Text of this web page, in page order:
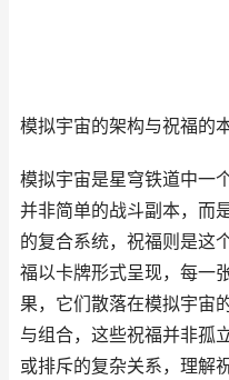
模拟宇宙的架构与祝福的
模拟宇宙是星穹铁道中一
并非简单的战斗副本，而
的复合系统，祝福则是这
福以卡牌形式呈现，每一
果，它们散落在模拟宇宙
与组合，这些祝福并非孤
或排斥的复杂关系，理解